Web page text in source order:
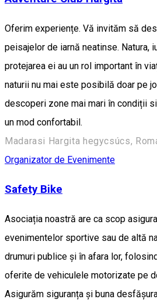
Oferim experiențe. Vă invităm să
peisajelor de iarnă neatinse. Natura,
protejarea ei au un rol important în
naturii nu mai este posibilă doar pe
descoperi zone mai mari în condiții
un mod confortabil.
Madarasi Hargita hegycsúcs,
Organizator de Evenimente
Safety Bike
Asociația noastră are ca scop
evenimentelor sportive sau de altă
drumuri publice și în afara lor,
oferite de vehiculele motorizate pe
Asigurăm siguranța și buna